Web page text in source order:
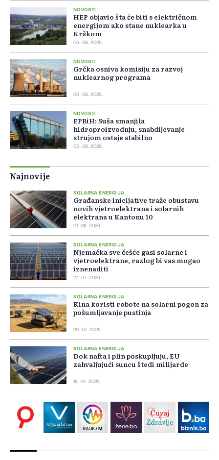
NOVOSTI
HEP objavio šta će biti s električnom
energijom ako stane nuklearka u
Krškom
06. 08. 2026.
NOVOSTI
Grčka osniva komisiju za razvoj
nuklearnog programa
06. 08. 2026.
NOVOSTI
EPBiH: Suša smanjila
hidroproizvodnju, snabdijevanje
strujom ostaje stabilno
05. 08. 2026.
Najnovije
SOLARNA ENERGIJA
Građanske inicijative traže obustavu
novih vjetroelektrana i solarnih
elektrana u Kantonu 10
01. 08. 2026.
SOLARNA ENERGIJA
Njemačka sve češće gasi solarne i
vjetroelektrane, razlog bi vas mogao
iznenaditi
27. 07. 2026.
SOLARNA ENERGIJA
Kina koristi robote na solarni pogon za
pošumljavanje pustinja
20. 07. 2026.
SOLARNA ENERGIJA
Dok nafta i plin poskupljuju, EU
zahvaljujući suncu štedi milijarde
18. 07. 2026.